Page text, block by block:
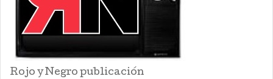
Rojo y Negro publicación